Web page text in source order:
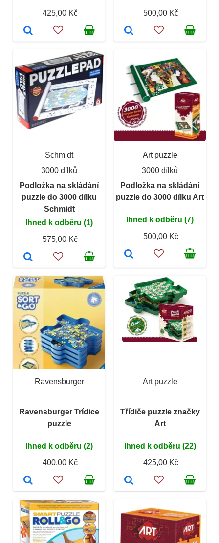
425,00 Kč
500,00 Kč
Schmidt
3000 dílků
Podložka na skládání
puzzle do 3000 dílku
Schmidt
Ihned k odběru (1)
575,00 Kč
Art puzzle
3000 dílků
Podložka na skládání
puzzle do 3000 dílku Art
Ihned k odběru (7)
500,00 Kč
Ravensburger
Ravensburger Trídice
puzzle
Ihned k odběru (2)
400,00 Kč
Art puzzle
Třídiče puzzle značky
Art
Ihned k odběru (22)
425,00 Kč